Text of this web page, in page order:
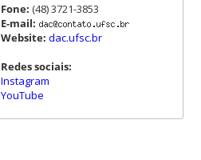
Fone: (48) 3721-3853
E-mail:
Website: dac.ufsc.br
Redes sociais:
Instagram
YouTube